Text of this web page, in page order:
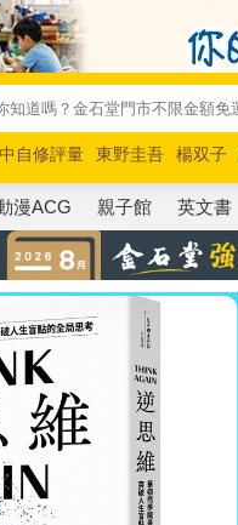
自修評量 東野圭吾 楊双子
花綻放
奧德賽 路邊攤新作
漫ACG 親子館 英文書